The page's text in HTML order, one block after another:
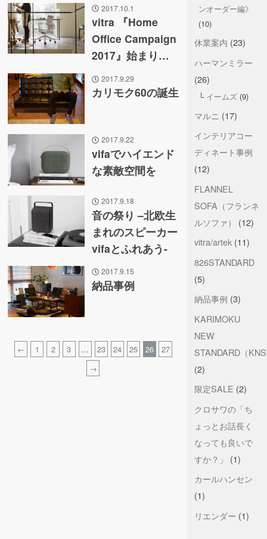
2017.10.1
vitra 『Home
Office Campaign
2017』始まり…
2017.9.29
カリモク60の誕生
2017.9.22
vifaでハイエンド
な素敵空間を
2017.9.18
音の祭り –北欧生
まれのスピーカー
vifaとふれあう-
2017.9.15
納品事例
← 1 2 3 … 23 24 25 26
27
→
ンオーダー編》
(10)
休業案内 (23)
ハーマンミラー
(26)
イームズ(9)
マルニ (17)
インテリアコー
ディネート事例
(12)
FLANNEL
SOFA（フランネ
ルソファ）
(12)
vitra/artek(11)
826STANDARD
(5)
納品事例 (3)
KARIMOKU
NEW
STANDARD（
(2)
限定SALE (2)
クロサワの「ち
ょっとお話長く
なっても良いで
すか？」
(1)
カールハンセン
(1)
リエンダー (1)